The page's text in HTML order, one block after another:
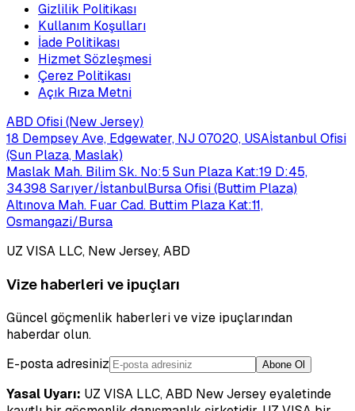
Gizlilik Politikası
Kullanım Koşulları
İade Politikası
Hizmet Sözleşmesi
Çerez Politikası
Açık Rıza Metni
ABD Ofisi (New Jersey)
18 Dempsey Ave, Edgewater, NJ 07020, USAİstanbul Ofisi
(Sun Plaza, Maslak)
Maslak Mah. Bilim Sk. No:5 Sun Plaza Kat:19 D:45,
34398 Sarıyer/İstanbulBursa Ofisi (Buttim Plaza)
Altınova Mah. Fuar Cad. Buttim Plaza Kat:11,
Osmangazi/Bursa
UZ VISA LLC, New Jersey, ABD
Vize haberleri ve ipuçları
Güncel göçmenlik haberleri ve vize ipuçlarından
haberdar olun.
E-posta adresiniz
Abone Ol
Yasal Uyarı: UZ VISA LLC, ABD New Jersey eyaletinde